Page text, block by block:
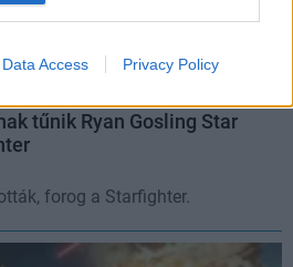
Data Access Privacy Policy
tűnik Ryan Gosling Star
forog a Starfighter.